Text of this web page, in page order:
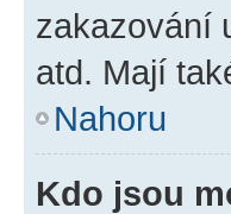
zakazování
atd. Mají
Nahoru
Kdo jsou